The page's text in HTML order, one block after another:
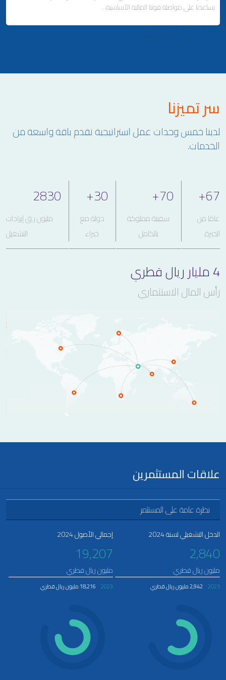
ملاحة لإصلاح وتصنيع السفن
إدارة السفن
يساعدنا على مواصلة قوتنا المالية الأساسية، .
الاستثمارات العقارية والمالية
التطوير العقاري وإدارة الممتلكات
علاقات المستثمرين
سر تميزنا
لدينا خمس وحدات عمل استراتيجية تقدم باقة واسعة من
الخدمات.
67
+
عامًا من
الخبرة
70
+
سفينة مملوكة
بالكامل
30
+
دولة مع
خبراء
2830
مليون ر.ق إيرادات
التشغيل
4 مليار ريال قطري
رأس المال الاستثماري
علاقات المستثمرين
نظرة عامة على المستثمر
الدخل التشغيلي لسنة 2024
2,840
مليون ريال قطري
2023 2,942 مليون ريال قطري
إجمالي الأصول 2024
19,207
مليون ريال قطري
2023 18,216 مليون ريال قطري